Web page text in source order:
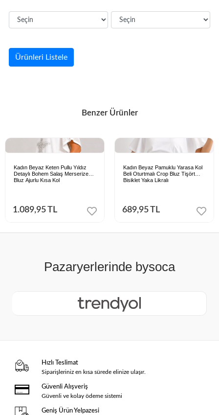
Ürünleri Listele
Benzer Ürünler
Kadın Beyaz Keten Pullu Yıldız
Detaylı Bohem Salaş Merserize
Bluz Ajurlu Kısa Kol
1.089,95 TL
Kadın Beyaz Pamuklu Yarasa Kol
Beli Oturtmalı Crop Bluz Tişört
Bisiklet Yaka Likralı
689,95 TL
Hızlı Teslimat
Siparişleriniz en kısa sürede elinize ulaşır.
Güvenli Alışveriş
Güvenli ve kolay ödeme sistemi
Geniş Ürün Yelpazesi